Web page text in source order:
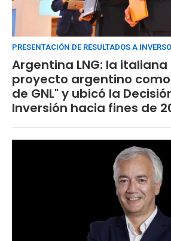
PRESENTACIÓN DE RESULTADOS A
Argentina LNG: la italiana
proyecto argentino
de GNL" y ubicó la
Inversión hacia fines de